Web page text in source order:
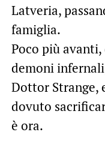
Latveria,
famiglia.
Poco più
demoni
Dottor Strange,
dovuto
è ora.